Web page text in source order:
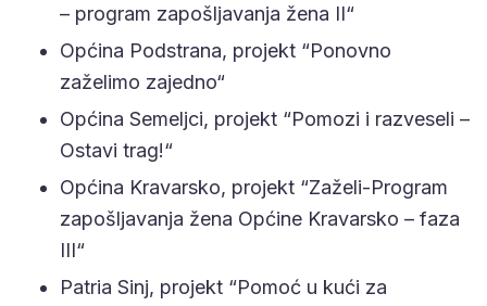
– program zapošljavanja žena II“
Općina Podstrana, projekt “Ponovno
zaželimo zajedno“
Općina Semeljci, projekt “Pomozi i razveseli –
Ostavi trag!“
Općina Kravarsko, projekt “Zaželi-Program
zapošljavanja žena Općine Kravarsko – faza
III“
Patria Sinj, projekt “Pomoć u kući za